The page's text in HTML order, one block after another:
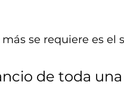
se requiere es el
de toda una